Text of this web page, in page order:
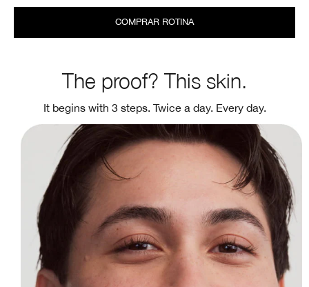
COMPRAR ROTINA
The proof? This skin.
It begins with 3 steps. Twice a day. Every day.